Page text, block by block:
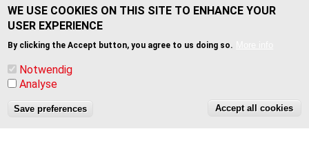
WE USE COOKIES ON THIS SITE TO ENHANCE YOUR
USER EXPERIENCE
By clicking the Accept button, you agree to us doing so.
Notwendig
Analyse
Save preferences Accept all cookies
HAUPTNAVIGATION